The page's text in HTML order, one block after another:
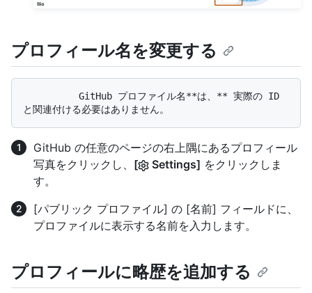
プロフィール名を変更する
GitHub の任意のページの右上隅にあるプロフィール
写真をクリックし、 [ Settings] をクリックしま
す。
[パブリック プロファイル] の [名前] フィールドに、
プロファイルに表示する名前を入力します。
プロフィールに略歴を追加する